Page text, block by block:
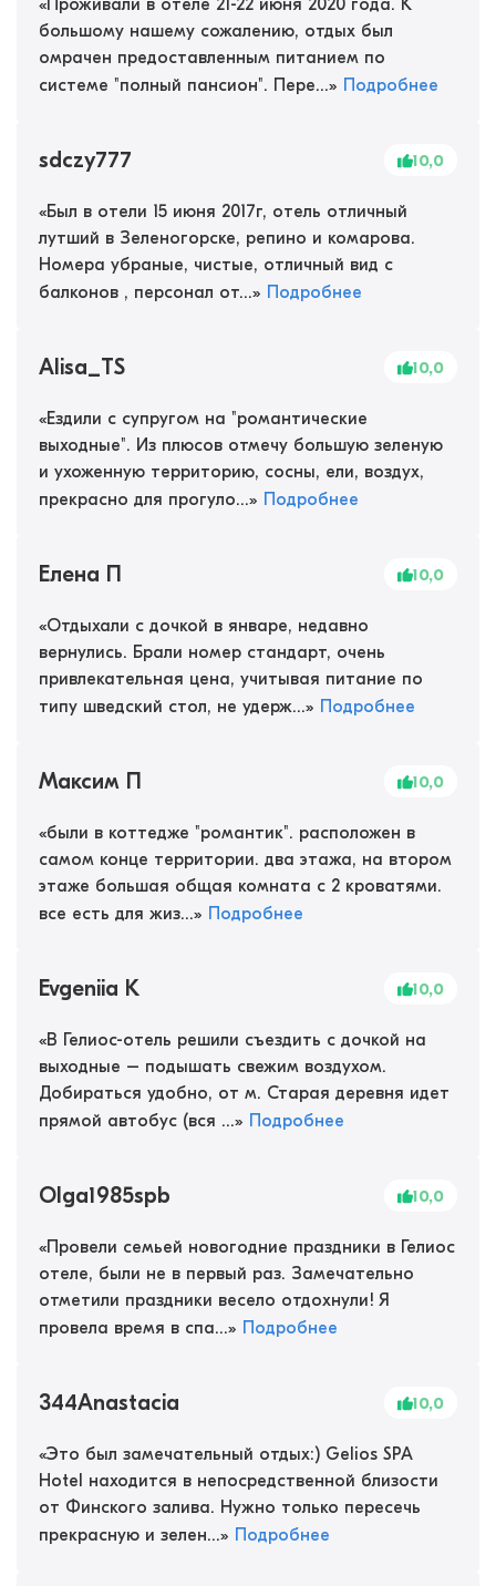
« Проживали в отеле 21-22 июня 2020 года. К
большому нашему сожалению, отдых был
омрачен предоставленным питанием по
системе "полный пансион". Пере...» Подробнее
sdczy777 10,0
«Был в отели 15 июня 2017г, отель отличный
лутший в Зеленогорске, репино и комарова.
Номера убраные, чистые, отличный вид с
балконов , персонал от...» Подробнее
Alisa_TS 10,0
«Ездили с супругом на "романтические
выходные". Из плюсов отмечу большую зеленую
и ухоженную территорию, сосны, ели, воздух,
прекрасно для прогуло...» Подробнее
Елена П 10,0
«Отдыхали с дочкой в январе, недавно
вернулись. Брали номер стандарт, очень
привлекательная цена, учитывая питание по
типу шведский стол, не удерж...» Подробнее
Максим П 10,0
«были в коттедже "романтик". расположен в
самом конце территории. два этажа, на втором
этаже большая общая комната с 2 кроватями.
все есть для жиз...» Подробнее
Evgeniia K 10,0
«В Гелиос-отель решили съездить с дочкой на
выходные – подышать свежим воздухом.
Добираться удобно, от м. Старая деревня идет
прямой автобус (вся ...» Подробнее
Olga1985spb 10,0
«Провели семьей новогодние праздники в Гелиос
отеле, были не в первый раз. Замечательно
отметили праздники весело отдохнули! Я
провела время в спа...» Подробнее
344Anastacia 10,0
«Это был замечательный отдых:) Gelios SPA
Hotel находится в непосредственной близости
от Финского залива. Нужно только пересечь
прекрасную и зелен...» Подробнее